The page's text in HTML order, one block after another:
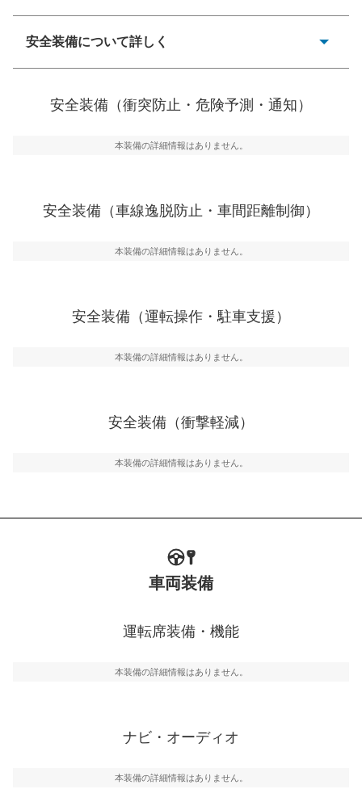
安全装備について詳しく
ーキアシスト、ABSなどが装備されています。
車線逸脱防止
車線のはみだしやふらつきを防止するためにレーンキー
運転・駐車支援
グ・アシストやサイドブラインドモニターなどが装備さ
万が一車体が衝撃を受けたときに、運転者・同乗者を守
るSRSエアバッグシステム、プリテンショナーシートベ
安全装備（衝突防止・危険予測・通知）
本装備の詳細情報はありません。
安全装備（車線逸脱防止・車間距離制御）
本装備の詳細情報はありません。
安全装備（運転操作・駐車支援）
本装備の詳細情報はありません。
安全装備（衝撃軽減）
本装備の詳細情報はありません。
車両装備
運転席装備・機能
本装備の詳細情報はありません。
ナビ・オーディオ
本装備の詳細情報はありません。